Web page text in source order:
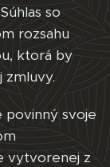
so
rozsahu
ktorá by
zmluvy.
povinný svoje
vytvorenej z